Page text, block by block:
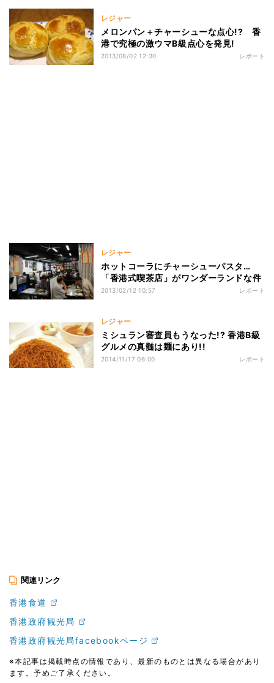
レジャー
メロンパン＋チャーシューな点心!? 香
港で究極の激ウマB級点心を発見!
2013/08/02 12:30 レポート
レジャー
ホットコーラにチャーシューパスタ…
「香港式喫茶店」がワンダーランドな件
2013/02/12 10:57 レポート
レジャー
ミシュラン審査員もうなった!? 香港B級
グルメの真髄は麺にあり!!
2014/11/17 06:00 レポート
関連リンク
香港食道
香港政府観光局
香港政府観光局facebookページ
※本記事は掲載時点の情報であり、最新のものとは異なる場合があり
ます。予めご了承ください。